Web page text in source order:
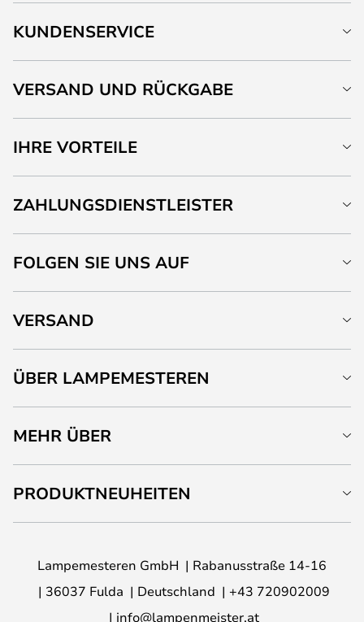
KUNDENSERVICE
VERSAND UND RÜCKGABE
IHRE VORTEILE
ZAHLUNGSDIENSTLEISTER
FOLGEN SIE UNS AUF
VERSAND
ÜBER LAMPEMESTEREN
MEHR ÜBER
PRODUKTNEUHEITEN
Lampemesteren GmbH
Rabanusstraße 14-16
36037 Fulda
Deutschland
+43 720902009
info@lampenmeister.at